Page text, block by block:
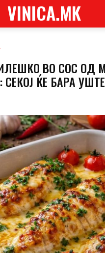
VINICA.MK
ВО СОС ОД
ЌЕ БАРА